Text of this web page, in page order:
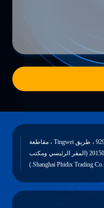
مبنى رقم 21 ، بلوك 9299 ، طريق Tingwei ، مقاطعة
جينشان ، شنغهاي 201505 (المقر الرئيسي ومكتب